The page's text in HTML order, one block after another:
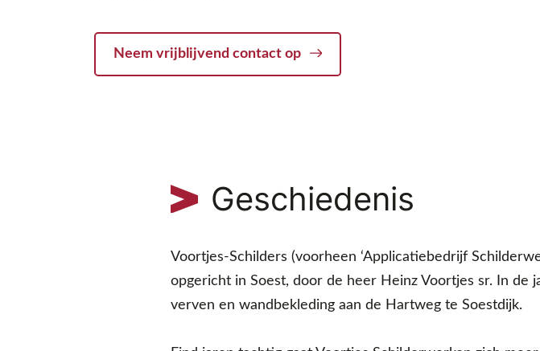
Neem vrijblijvend contact op
Geschiedenis
Voortjes-Schilders (voorheen ‘Applicatiebedrijf
opgericht in Soest, door de heer Heinz Voortjes sr. In de
verven en wandbekleding aan de Hartweg te Soestdijk.